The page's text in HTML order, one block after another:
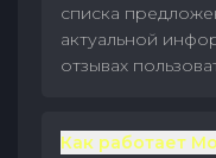
списка
актуальной
отзывах
Как работает